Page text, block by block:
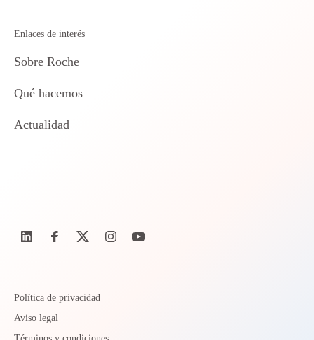
Enlaces de interés
Sobre Roche
Qué hacemos
Actualidad
Política de privacidad
Aviso legal